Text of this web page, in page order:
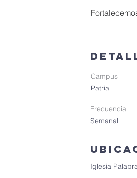
Campus
Patria
Frecuencia
Semanal
Iglesia